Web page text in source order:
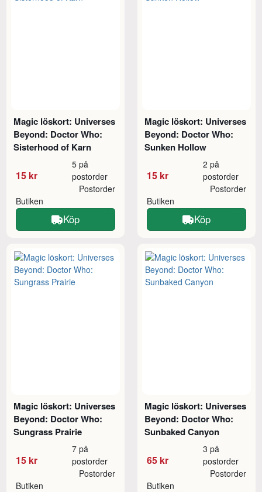
Magic löskort: Universes
Beyond: Doctor Who:
Sisterhood of Karn
15 kr
5 på
postorder
Butiken
Postorder
Köp
Magic löskort: Universes
Beyond: Doctor Who:
Sunken Hollow
15 kr
2 på
postorder
Butiken
Postorder
Köp
Magic löskort: Universes
Beyond: Doctor Who:
Sungrass Prairie
15 kr
7 på
postorder
Butiken
Postorder
Magic löskort: Universes
Beyond: Doctor Who:
Sunbaked Canyon
65 kr
3 på
postorder
Butiken
Postorder